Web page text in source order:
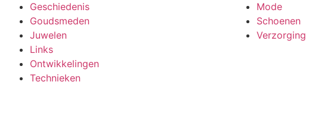
Geschiedenis
Goudsmeden
Juwelen
Links
Ontwikkelingen
Technieken
Mode
Schoenen
Verzorging